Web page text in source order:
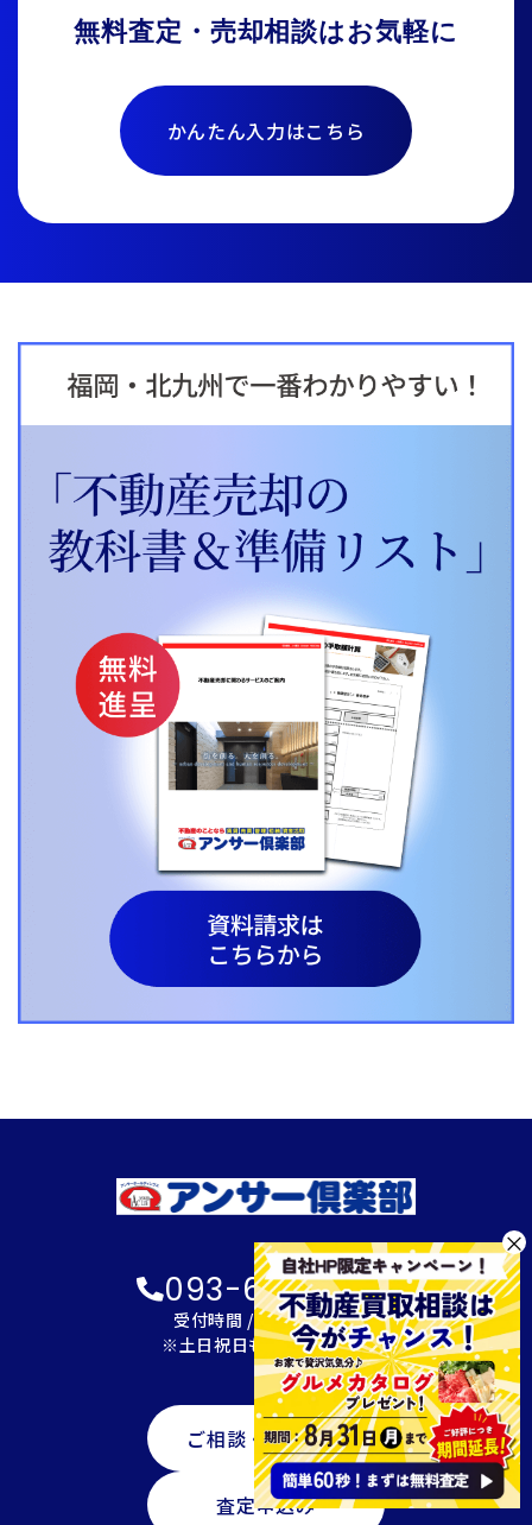
無料査定・売却相談はお気軽に
かんたん入力はこちら
×
093-600-2622
受付時間 / 9:00～18:00
※土日祝日も対応可能です
ご相談・資料請求
査定申込み